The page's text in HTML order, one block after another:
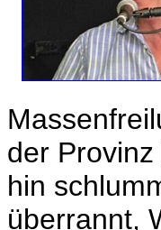
der
hin
überrannt,